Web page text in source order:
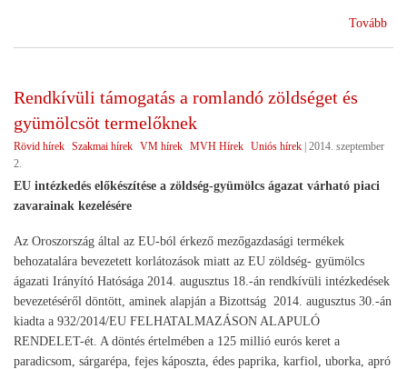
Tovább
Rendkívüli támogatás a romlandó zöldséget és
gyümölcsöt termelőknek
Rövid hírek Szakmai hírek VM hírek MVH Hírek Uniós hírek 2014. szeptember
2.
EU intézkedés előkészítése a zöldség-gyümölcs ágazat várható piaci
zavarainak kezelésére
Az Oroszország által az EU-ból érkező mezőgazdasági termékek
behozatalára bevezetett korlátozások miatt az EU zöldség- gyümölcs
ágazati Irányító Hatósága 2014. augusztus 18.-án rendkívüli intézkedések
bevezetéséről döntött, aminek alapján a Bizottság 2014. augusztus 30.-án
kiadta a 932/2014/EU FELHATALMAZÁSON ALAPULÓ
RENDELET-ét. A döntés értelmében a 125 millió eurós keret a
paradicsom, sárgarépa, fejes káposzta, édes paprika, karfiol, uborka, apró